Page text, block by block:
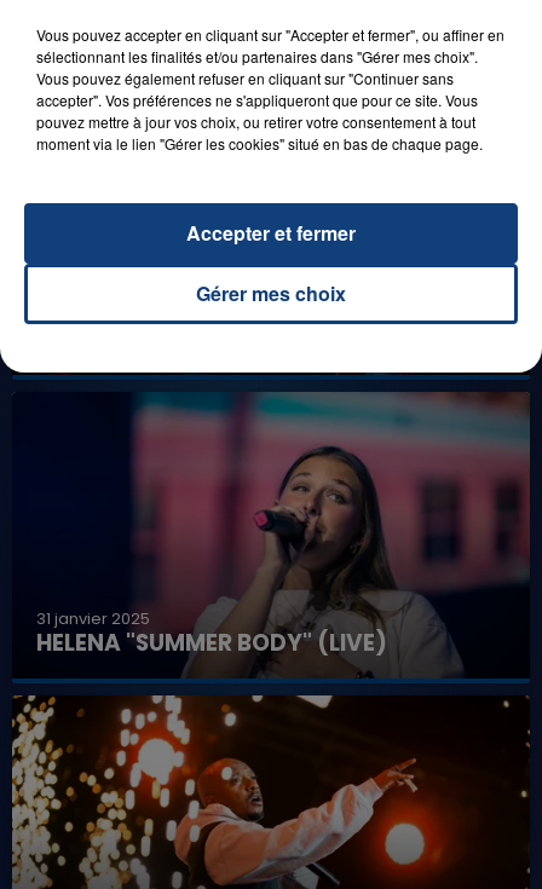
LES LIVES
31 janvier 2025
31 janvier 2025
HELENA "SUMMER BODY" (LIVE)
Vous pouvez accepter en cliquant sur "Accepter et fermer", ou affiner en
sélectionnant les finalités et/ou partenaires dans "Gérer mes choix".
Vous pouvez également refuser en cliquant sur "Continuer sans
accepter". Vos préférences ne s'appliqueront que pour ce site. Vous
pouvez mettre à jour vos choix, ou retirer votre consentement à tout
moment via le lien "Gérer les cookies" situé en bas de chaque page.
Gérer mes choix
Accepter et fermer